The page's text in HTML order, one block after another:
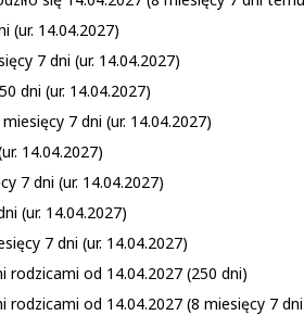
(ur. 14.04.2027)
7 dni (ur. 14.04.2027)
dni (ur. 14.04.2027)
7 dni (ur. 14.04.2027)
14.04.2027)
7 dni (ur. 14.04.2027)
(ur. 14.04.2027)
7 dni (ur. 14.04.2027)
rodzicami od 14.04.2027 (250 dni)
rodzicami od 14.04.2027 (8 miesięcy 7